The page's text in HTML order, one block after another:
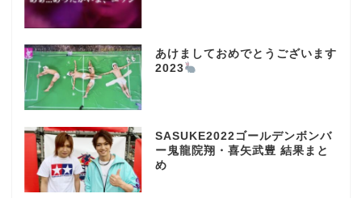
あけましておめでとうございます
2023
SASUKE2022ゴールデンボンバ
ー鬼龍院翔・喜矢武豊 結果まと
め